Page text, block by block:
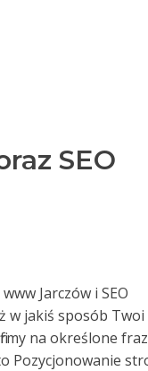
SEO
Jarczów i SEO
w jakiś sposób Twoi
na określone
Pozycjonowanie